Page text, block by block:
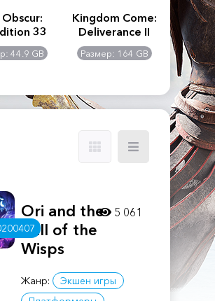
33
44.9 GB
Kingdom Come:
Deliverance II
Размер: 164 GB
The
Ori and the
Will of the
Wisps
Жанр:
Экшен игры
5 061